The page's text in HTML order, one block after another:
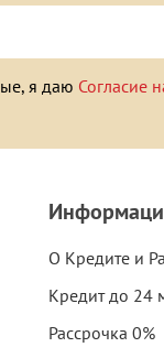
я даю Согласие
О Кредите и
Кредит до 24
Рассрочка 0%